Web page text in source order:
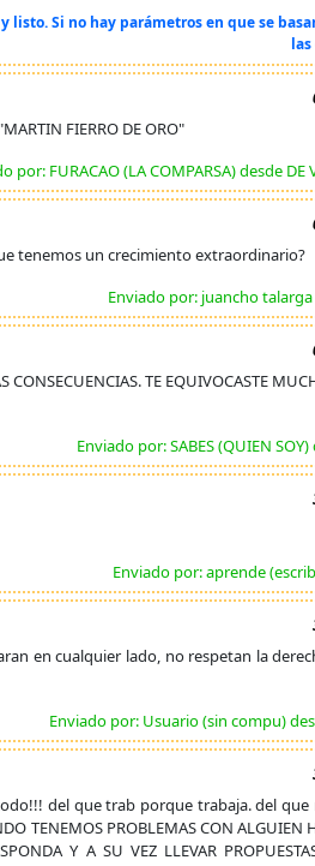
listo. Si no hay parámetros en que se
FIERRO DE ORO"
por: FURACAO (LA COMPARSA) desde DE
tenemos un crecimiento extraordinario?
Enviado por: juancho
TE EQUIVOCASTE
Enviado por: SABES (QUIEN SOY)
Enviado por: aprende
en cualquier lado, no respetan la
Enviado por: Usuario (sin compu)
del que trab porque trabaja. del
PROBLEMAS CON ALGUIEN
Y A SU VEZ LLEVAR